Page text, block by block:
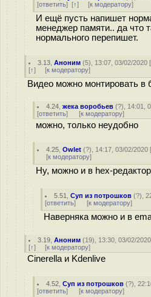
[ответить] [↑] [к модератору]
И ещё пусть напишет
менеджер памяти.. да что
нормального перепишет.
3.13 ,Аноним (5), 13:07, 03/02/2020 [
[↑] [к модератору]
Видео можно монтировать в
4.24 ,жека воробьев (?), 14:01,
[ответить] [к модератору]
можно, только неудобно
4.25 ,Owlet (?), 14:17, 03/02/2020
[к модератору]
Ну, можно и в hex-
5.51 ,Суп из потрошков (?),
[ответить] [к модератору]
Наверняка можно и в
3.19 ,Аноним (19), 13:30, 03/02/
[↑] [к модератору]
Cinerella и Kdenlive
4.52 ,Суп из потрошков (?),
[ответить] [к модератору]